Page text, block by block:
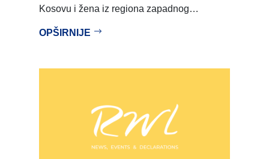
Kosovu i žena iz regiona zapadnog…
OPŠIRNIJE